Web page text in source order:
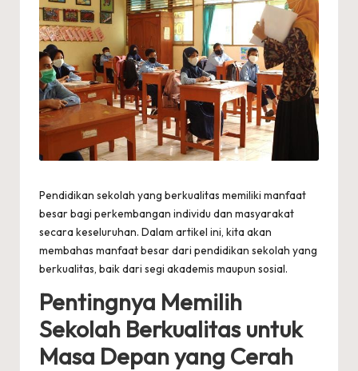
Pendidikan sekolah yang berkualitas memiliki manfaat
besar bagi perkembangan individu dan masyarakat
secara keseluruhan. Dalam artikel ini, kita akan
membahas manfaat besar dari pendidikan sekolah yang
berkualitas, baik dari segi akademis maupun sosial.
Pentingnya Memilih
Sekolah Berkualitas untuk
Masa Depan yang Cerah